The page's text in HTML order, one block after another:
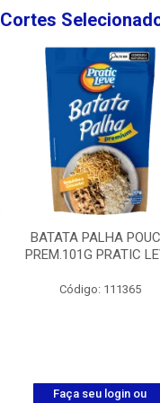
Cortes
BATATA PALHA
PREM.101G PRATIC
Código: 111365
Faça seu login ou